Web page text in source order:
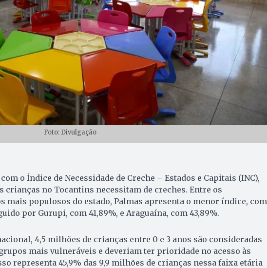
Foto: Divulgação
o Índice de Necessidade de Creche – Estados e Capitais (INC),
crianças no Tocantins necessitam de creches. Entre os
mais populosos do estado, Palmas apresenta o menor índice, com
por Gurupi, com 41,89%, e Araguaína, com 43,89%.
4,5 milhões de crianças entre 0 e 3 anos são consideradas
mais vulneráveis e deveriam ter prioridade no acesso às
representa 45,9% das 9,9 milhões de crianças nessa faixa etária